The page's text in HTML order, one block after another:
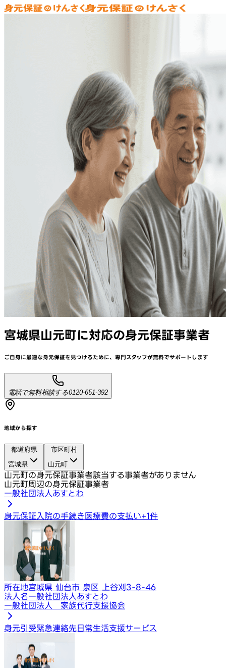
宮城県山元町に対応の身元保証事業者
ご自身に最適な身元保証を見つけるために、 専門スタッフが無料でサポートします
電話で無料相談する0120-651-392
地域から探す
都道府県
宮城県
市区町村
山元町
山元町の身元保証事業者該当する事業者がありません
山元町周辺の身元保証事業者
一般社団法人あすとわ
身元保証 入院の手続き医療費の支払い+1件
所在地宮城県 仙台市 泉区 上谷刈3-8-46
法人名一般社団法人あすとわ
一般社団法人 家族代行支援協会
身元引受緊急連絡先日常生活支援サービス